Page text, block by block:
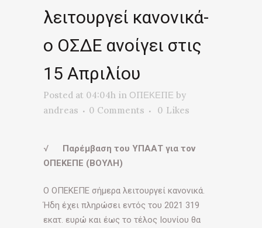
λειτουργεί κανονικά-
ο ΟΣΔΕ ανοίγει στις
15 Απριλίου
Posted at 04:04h in ΟΠΕΚΕΠΕ by
andreas
0 Comments 0 Likes
√ Παρέμβαση του ΥΠΑΑΤ για τον
ΟΠΕΚΕΠΕ (ΒΟΥΛΗ)
Ο ΟΠΕΚΕΠΕ σήμερα λειτουργεί κανονικά.
Ήδη έχει πληρώσει εντός του 2021 319
εκατ. ευρώ και έως το τέλος Ιουνίου θα